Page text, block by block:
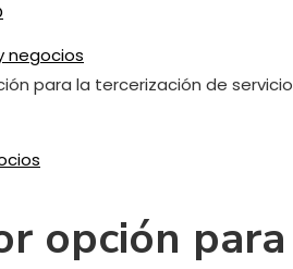
negocios
para la tercerización de
opción para